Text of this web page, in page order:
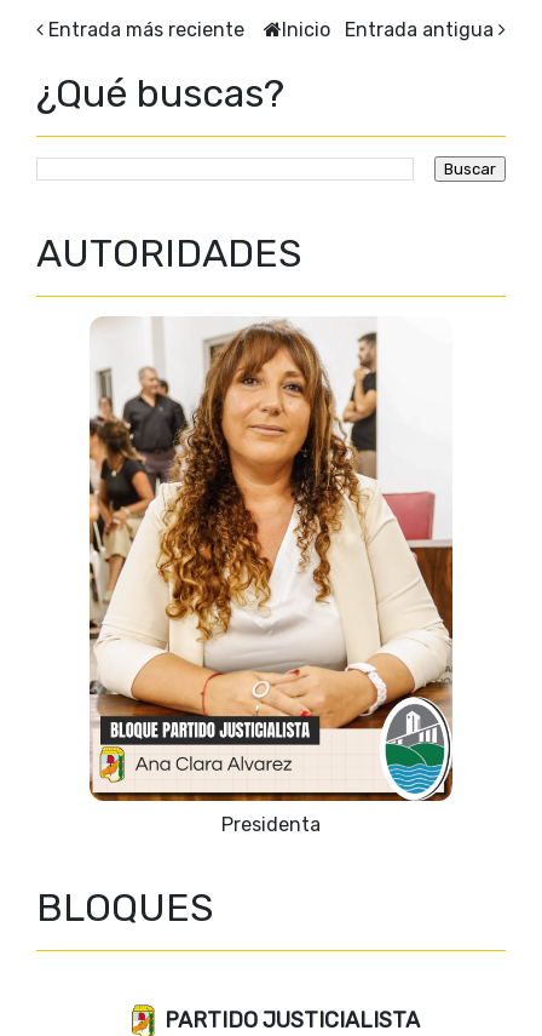
Entrada más reciente Entrada antigua
Inicio
¿Qué buscas?
AUTORIDADES
Vicepresidente 1º
BLOQUES
PARTIDO JUSTICIALISTA